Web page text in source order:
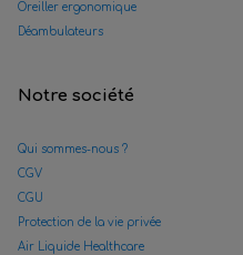
Oreiller ergonomique
Déambulateurs
Notre société
Qui sommes-nous ?
CGV
CGU
Protection de la vie privée
Air Liquide Healthcare